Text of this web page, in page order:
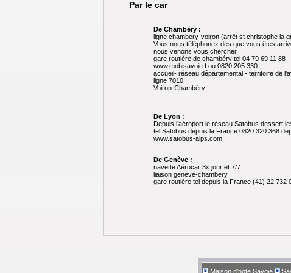
Par le car
De Chambéry :
ligne chambery-voiron (arrêt st christophe la
Vous nous téléphonez dès que vous êtes
nous venons vous chercher.
gare routière de chambéry tel 04 79 69 11 88
www.mobisavoie.f ou 0820 205 330
accueil- réseau départemental - territoire de
ligne 7010
Voiron-Chambéry
De Lyon :
Depuis l’aéroport le réseau Satobus dessert
tel Satobus depuis la France 0820 320 368
www.satobus-alps.com
De Genève :
navette Aérocar 3x jour et 7/7
liaison genève-chambery
gare routière tel depuis la France (41) 22 732
Maison d'hote Savoie